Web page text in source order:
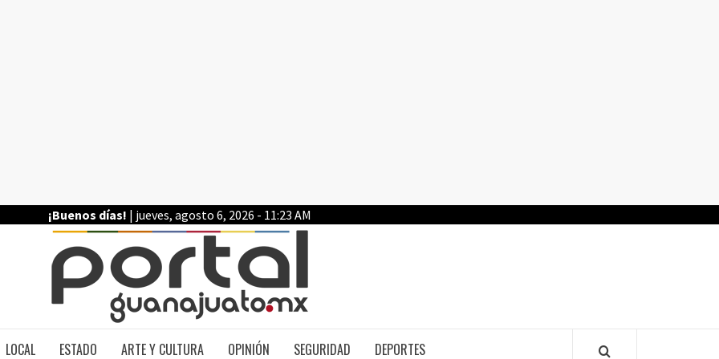
¡Buenos días! | jueves, agosto 6, 2026 - 11:23 AM
LOCAL ESTADO ARTE Y CULTURA OPINIÓN SEGURIDAD DEPORTES